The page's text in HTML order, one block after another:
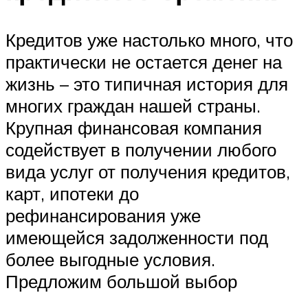
Кредитов уже настолько много, что
практически не остается денег на
жизнь – это типичная история для
многих граждан нашей страны.
Крупная финансовая компания
содействует в получении любого
вида услуг от получения кредитов,
карт, ипотеки до
рефинансирования уже
имеющейся задолженности под
более выгодные условия.
Предложим большой выбор